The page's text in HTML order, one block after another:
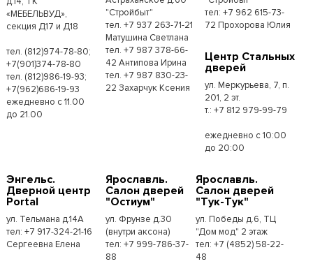
«МЕБЕЛЬВУД»,
секция Д17 и Д18
тел. (812)974-78-80;
+7(901)374-78-80
тел. (812)986-19-93;
+7(962)686-19-93
ежедневно с 11.00
до 21.00
"Стройбыт"
тел. +7 937 263-71-21
Матушина Светлана
тел. +7 987 378-66-
42 Антипова Ирина
тел. +7 987 830-23-
22 Захарчук Ксения
тел: +7 962 615-73-
72 Прохорова Юлия
Центр Стальных
дверей
ул. Меркурьева, 7, п.
201, 2 эт.
т.: +7 812 979-99-79
ежедневно с 10:00
до 20:00
Энгельс.
Дверной центр
Portal
ул. Тельмана д.14А
тел: +7 917-324-21-16
Сергеевна Елена
Ярославль.
Салон дверей
"Остиум"
ул. Фрунзе д.30
(внутри аксона)
тел: +7 999-786-37-
88
Ярославль.
Салон дверей
"Тук-Тук"
ул. Победы д.6, ТЦ
"Дом мод" 2 этаж
тел: +7 (4852) 58-22-
48